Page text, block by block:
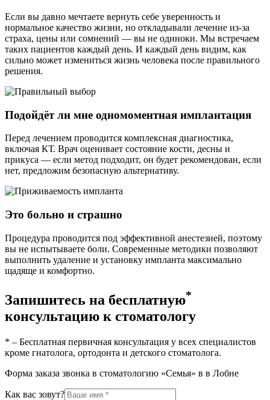
Если вы давно мечтаете вернуть себе уверенность и
нормальное качество жизни, но откладывали лечение из-за
страха, цены или сомнений — вы не одиноки. Мы встречаем
таких пациентов каждый день. И каждый день видим, как
сильно может измениться жизнь человека после правильного
решения.
Подойдёт ли мне одномоментная имплантация
Перед лечением проводится комплексная диагностика,
включая КТ. Врач оценивает состояние кости, десны и
прикуса — если метод подходит, он будет рекомендован, если
нет, предложим безопасную альтернативу.
Это больно и страшно
Процедура проводится под эффективной анестезией, поэтому
вы не испытываете боли. Современные методики позволяют
выполнить удаление и установку импланта максимально
щадяще и комфортно.
Запишитесь на бесплатную*
консультацию к стоматологу
* – Бесплатная первичная консультация у всех специалистов
кроме гнатолога, ортодонта и детского стоматолога.
Форма заказа звонка в стоматологию «Семья» в в Лобне
Как вас зовут?